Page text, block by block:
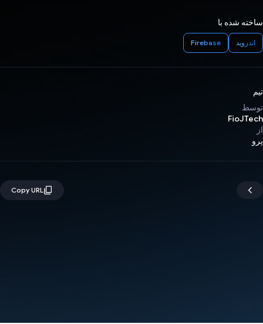
ساخته شده با
اندروید Firebase
تیم
توسط
FioJTech
از
پرو